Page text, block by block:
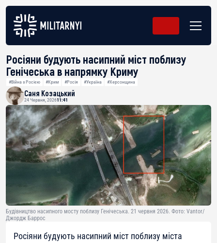
Росіяни будують насипний міст поблизу
Генічеська в напрямку Криму
#Війна з Росією #Крим #Росія #Україна #Херсонщина
Саня Козацький
24 Червня, 202611:41
Будівництво насипного мосту поблизу Генічеська. 21 червня 2026. Фото: Vantor/
Джордж Баррос
Росіяни будують насипний міст поблизу міста